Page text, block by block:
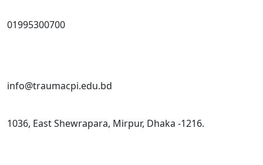
01995300700
info@traumacpi.edu.bd
1036, East Shewrapara, Mirpur, Dhaka -1216.